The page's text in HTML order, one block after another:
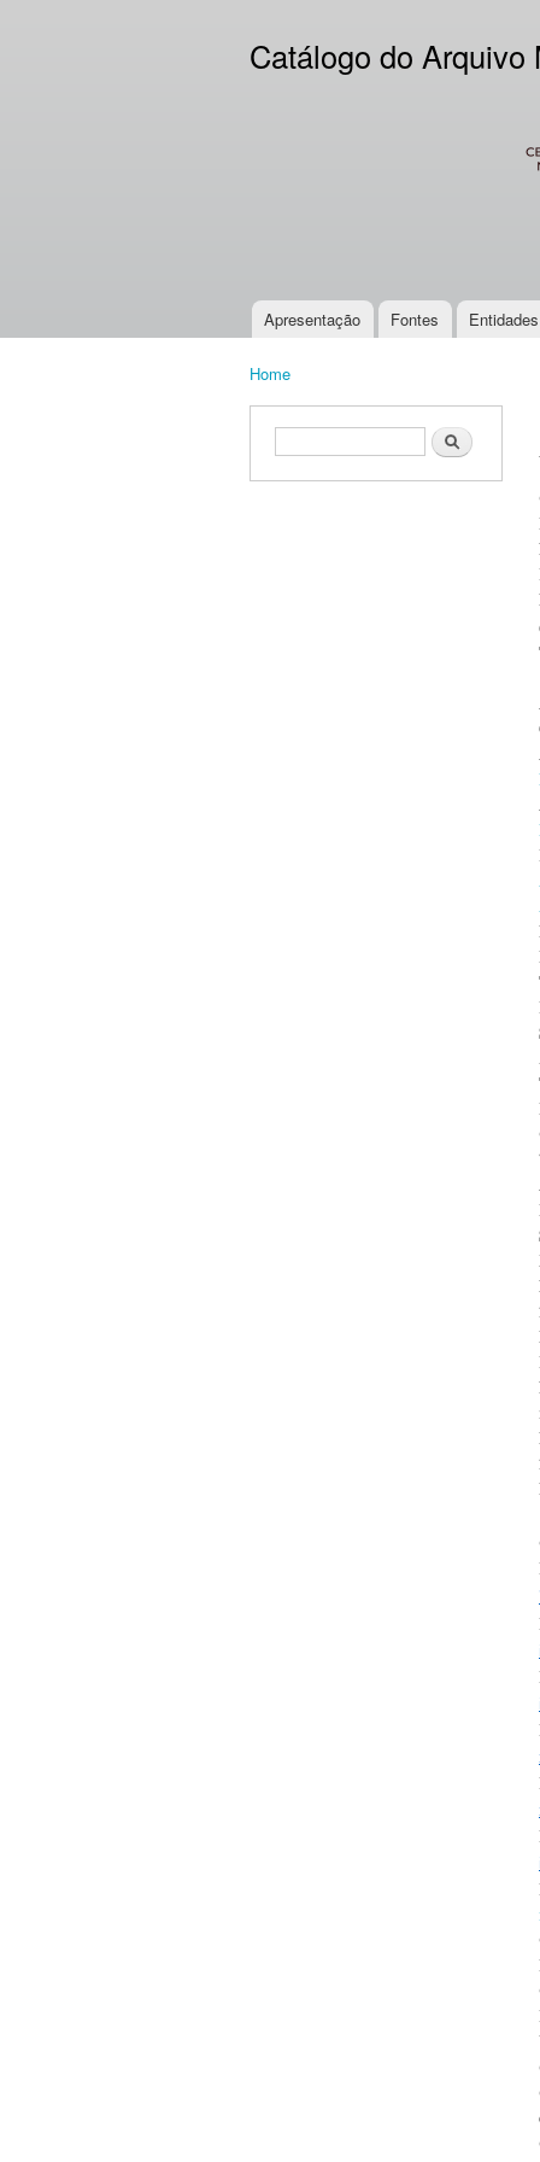
Catálogo do
Main menu
Apresentação Fontes Entidades
Home
Search form Search